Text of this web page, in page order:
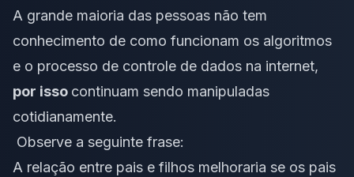
A grande maioria das pessoas não tem
conhecimento de como funcionam os algoritmos
e o processo de controle de dados na internet,
por isso continuam sendo manipuladas
cotidianamente.
Observe a seguinte frase:
A relação entre pais e filhos melhoraria se os pais